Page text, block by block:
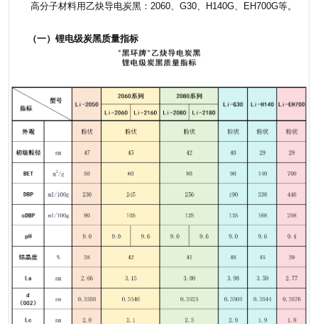
高分子材料用乙炔导电炭黑：2060、G30、H140G、EH700G等。
（一）锂电级炭黑质量指标